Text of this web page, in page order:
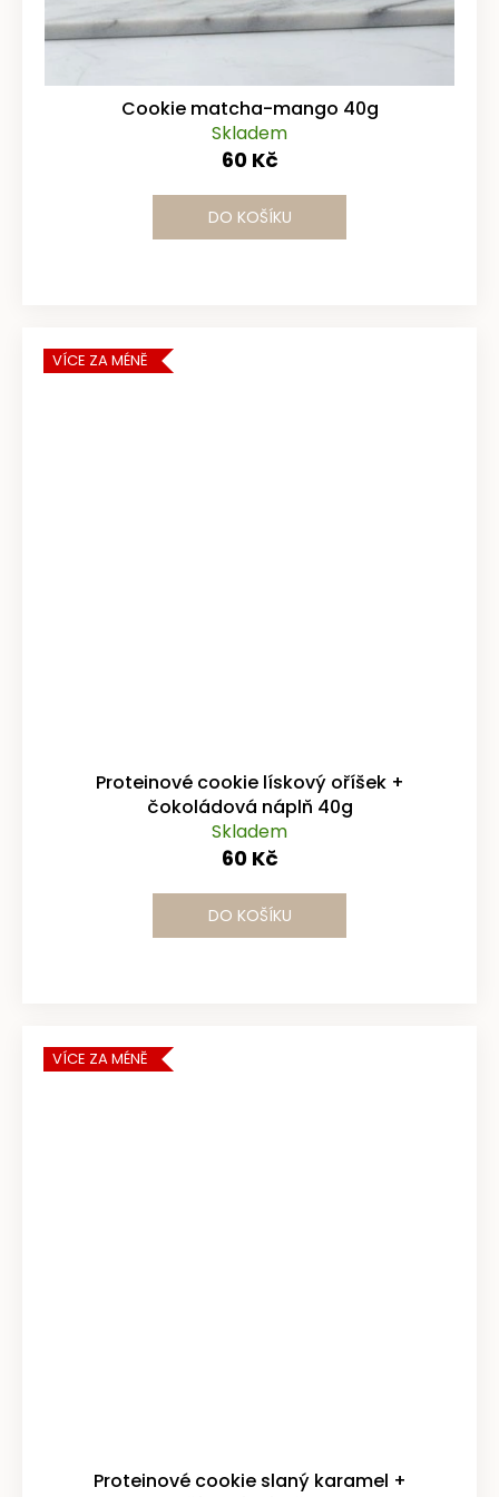
Cookie matcha-mango 40g
Skladem
60 Kč
DO KOŠÍKU
VÍCE ZA MÉNĚ
Proteinové cookie lískový oříšek +
čokoládová náplň 40g
Skladem
60 Kč
DO KOŠÍKU
VÍCE ZA MÉNĚ
Proteinové cookie slaný karamel +